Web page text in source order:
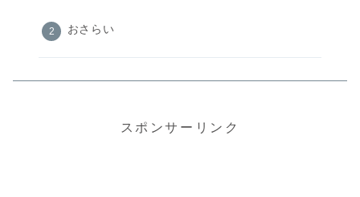
おさらい
スポンサーリンク